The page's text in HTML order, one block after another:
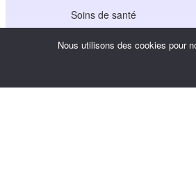
Soins de santé
Économie des créateurs
Nous utilisons des cookies pour